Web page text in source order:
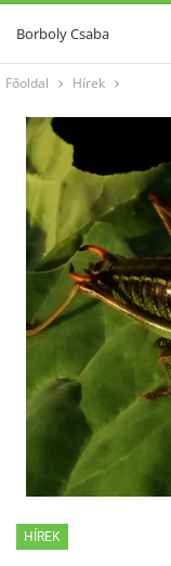
Borboly Csaba
Főoldal Hírek
HÍREK